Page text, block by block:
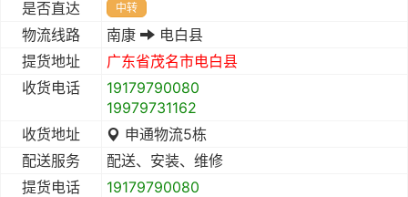
是否直达 中转
物流线路 南康
电白县
提货地址
广东省茂名市电白县
收货电话
19179790080
19979731162
收货地址
申通物流5栋
配送服务
配送、安装、维修
提货电话
19179790080